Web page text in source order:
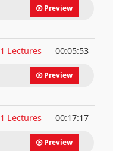
Preview
1 Lectures 00:05:53
Preview
1 Lectures 00:17:17
Preview